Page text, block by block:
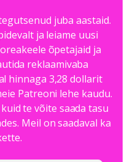
juba aastaid.
ja leiame uusi
õpetajaid ja
reklaamivaba
hinnaga 3,28 dollarit
Patreoni lehe kaudu.
te võite saada tasu
Meil on saadaval ka